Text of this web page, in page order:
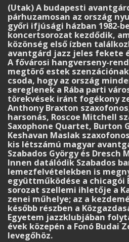
(Utak) A budapesti
párhuzamosan az ország
győri ifjúsági házban 1982-
koncertsorozat kezdődik,
közönség első ízben
avantgárd jazz jeles fekete
A fővárosi hangverseny-
megtörő estek
csoda, hogy az ország
sereglenek a Rába parti
törekvések iránt fogékony
Anthony Braxton
harsonás, Roscoe Mitchell
Saxophone Quartet, Burton
Keshavan Maslak
kis létszámú magyar
Szabados György és Dresch
Innen datálódik Szabados
lemezfelvételekben is
együttműködése a chicagói
sorozat szellemi ihletője a
zenei műhelye; az a
később részben a
Egyetem jazzklubjában
évek közepén a Fonó Budai
levegőhöz.